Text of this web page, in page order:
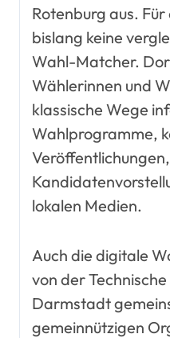
Rotenburg aus.
bislang keine
Wahl-Matcher.
Wählerinnen und
klassische Wege
Wahlprogramme,
Veröffentlichungen,
lokalen Medien.
Auch die digitale
von der
Darmstadt
gemeinnützigen